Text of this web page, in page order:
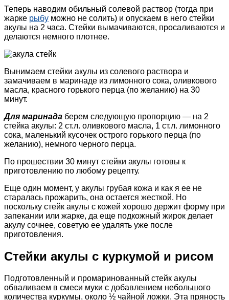
Теперь наводим обильный солевой раствор (тогда при
жарке рыбу можно не солить) и опускаем в него стейки
акулы на 2 часа. Стейки вымачиваются, просаливаются и
делаются немного плотнее.
Вынимаем стейки акулы из солевого раствора и
замачиваем в маринаде из лимонного сока, оливкового
масла, красного горького перца (по желанию) на 30
минут.
Для маринада берем следующую пропорцию — на 2
стейка акулы: 2 ст.л. оливкового масла, 1 ст.л. лимонного
сока, маленький кусочек острого горького перца (по
желанию), немного черного перца.
По прошествии 30 минут стейки акулы готовы к
приготовлению по любому рецепту.
Еще один момент, у акулы грубая кожа и как я ее не
старалась прожарить, она остается жесткой. Но
поскольку стейк акулы с кожей хорошо держит форму при
запекании или жарке, да еще подкожный жирок делает
акулу сочнее, советую ее удалять уже после
приготовления.
Стейки акулы с куркумой и рисом
Подготовленный и промаринованный стейк акулы
обваливаем в смеси муки с добавлением небольшого
количества куркумы, около ½ чайной ложки. Эта пряность